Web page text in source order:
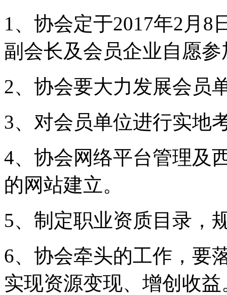
1、协会定于2017年2月8
副会长及会员企业自愿参
2、协会要大力发展会员
3、对会员单位进行实地
4、协会网络平台管理及
的网站建立。
5、制定职业资质目录，
6、协会牵头的工作，要
实现资源变现、增创收益